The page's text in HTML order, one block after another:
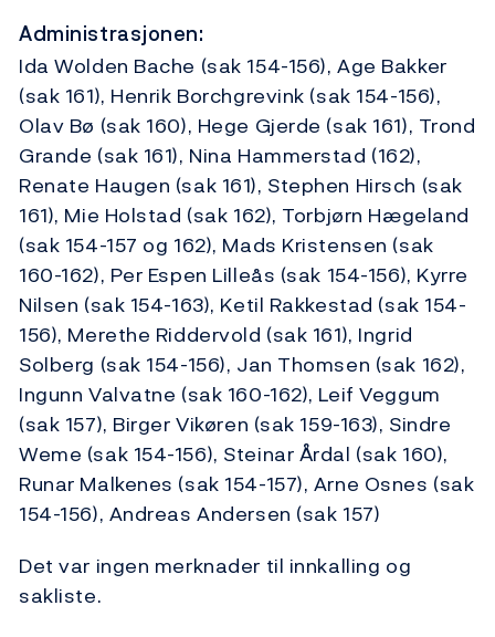
Administrasjonen:
Ida Wolden Bache (sak 154-156), Age Bakker
(sak 161), Henrik Borchgrevink (sak 154-156),
Olav Bø (sak 160), Hege Gjerde (sak 161), Trond
Grande (sak 161), Nina Hammerstad (162),
Renate Haugen (sak 161), Stephen Hirsch (sak
161), Mie Holstad (sak 162), Torbjørn Hægeland
(sak 154-157 og 162), Mads Kristensen (sak
160-162), Per Espen Lilleås (sak 154-156), Kyrre
Nilsen (sak 154-163), Ketil Rakkestad (sak 154-
156), Merethe Riddervold (sak 161), Ingrid
Solberg (sak 154-156), Jan Thomsen (sak 162),
Ingunn Valvatne (sak 160-162), Leif Veggum
(sak 157), Birger Vikøren (sak 159-163), Sindre
Weme (sak 154-156), Steinar Årdal (sak 160),
Runar Malkenes (sak 154-157), Arne Osnes (sak
154-156), Andreas Andersen (sak 157)
Det var ingen merknader til innkalling og
sakliste.